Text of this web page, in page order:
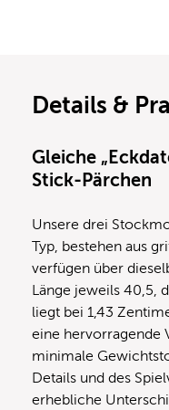
Details &
Gleiche
Stick-Pärchen
Unsere drei
Typ, bestehen aus
verfügen über
Länge jeweils 40,5,
liegt bei 1,43
eine hervorragende
minimale
Details und des
erhebliche